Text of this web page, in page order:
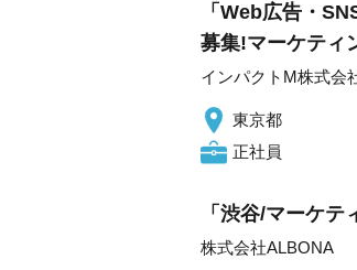
「Web広告・
募集!マーケティ
インパクトM株式会
東京都
正社員
「渋谷/マーケ
株式会社ALBONA